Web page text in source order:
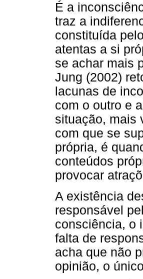
É a
traz a
constituída
atentas a si
se achar mais
Jung (2002)
lacunas de
com o outro e
situação, mais
com que se
própria, é
conteúdos
provocar
A existência
responsável
consciência, o
falta de
acha que não
opinião, o